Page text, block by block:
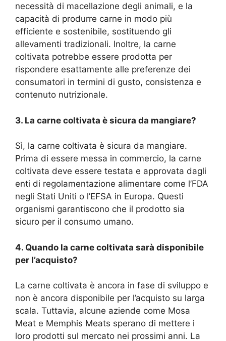
necessità di macellazione degli animali, e la
capacità di produrre carne in modo più
efficiente e sostenibile, sostituendo gli
allevamenti tradizionali. Inoltre, la carne
coltivata potrebbe essere prodotta per
rispondere esattamente alle preferenze dei
consumatori in termini di gusto, consistenza e
contenuto nutrizionale.
3. La carne coltivata è sicura da mangiare?
Sì, la carne coltivata è sicura da mangiare.
Prima di essere messa in commercio, la carne
coltivata deve essere testata e approvata dagli
enti di regolamentazione alimentare come l’FDA
negli Stati Uniti o l’EFSA in Europa. Questi
organismi garantiscono che il prodotto sia
sicuro per il consumo umano.
4. Quando la carne coltivata sarà disponibile
per l’acquisto?
La carne coltivata è ancora in fase di sviluppo e
non è ancora disponibile per l’acquisto su larga
scala. Tuttavia, alcune aziende come Mosa
Meat e Memphis Meats sperano di mettere i
loro prodotti sul mercato nei prossimi anni. La